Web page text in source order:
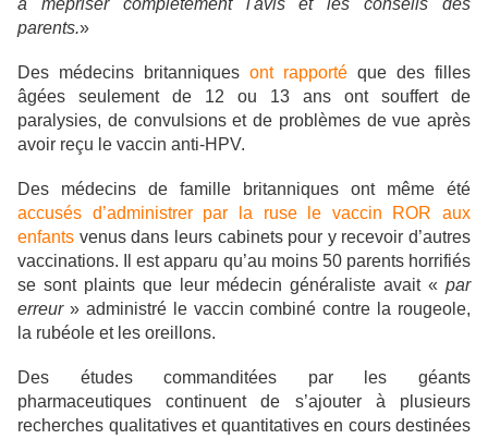
à mépriser complètement l'avis et les conseils des
parents.»
Des médecins britanniques ont rapporté que des filles
âgées seulement de 12 ou 13 ans ont souffert de
paralysies, de convulsions et de problèmes de vue après
avoir reçu le vaccin anti-HPV.
Des médecins de famille britanniques ont même été
accusés d’administrer par la ruse le vaccin ROR aux
enfants venus dans leurs cabinets pour y recevoir d’autres
vaccinations. Il est apparu qu’au moins 50 parents horrifiés
se sont plaints que leur médecin généraliste avait « par
erreur» administré le vaccin combiné contre la rougeole,
la rubéole et les oreillons.
Des études commanditées par les géants
pharmaceutiques continuent de s’ajouter à plusieurs
recherches qualitatives et quantitatives en cours destinées